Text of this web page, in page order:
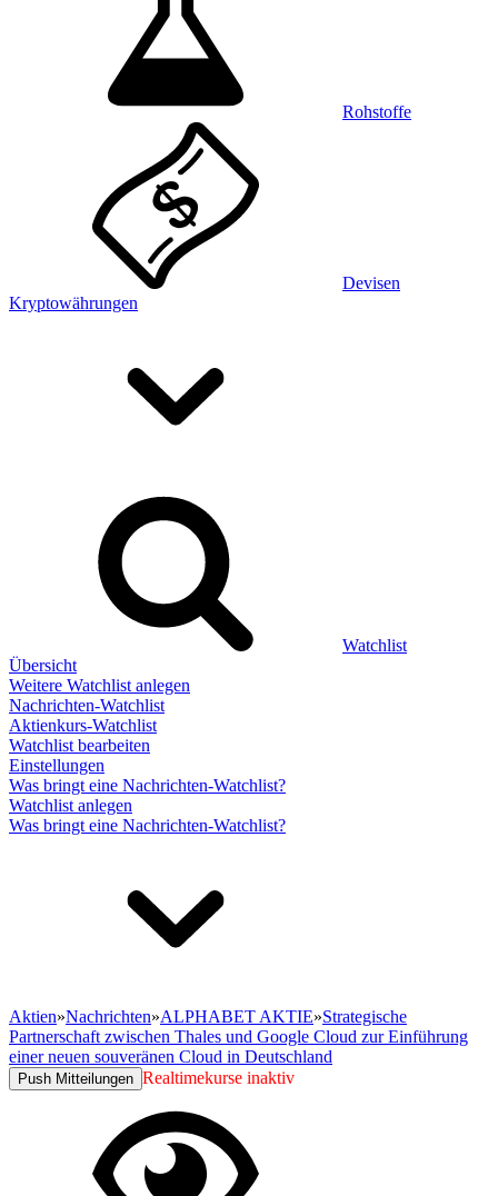
Rohstoffe
Devisen
Kryptowährungen
Watchlist
Übersicht
Weitere Watchlist anlegen
Nachrichten-Watchlist
Aktienkurs-Watchlist
Watchlist bearbeiten
Einstellungen
Was bringt eine Nachrichten-Watchlist?
Watchlist anlegen
Was bringt eine Nachrichten-Watchlist?
Aktien»Nachrichten»ALPHABET AKTIE»Strategische
Partnerschaft zwischen Thales und Google Cloud zur Einführung
einer neuen souveränen Cloud in Deutschland
Push Mitteilungen Realtimekurse inaktiv